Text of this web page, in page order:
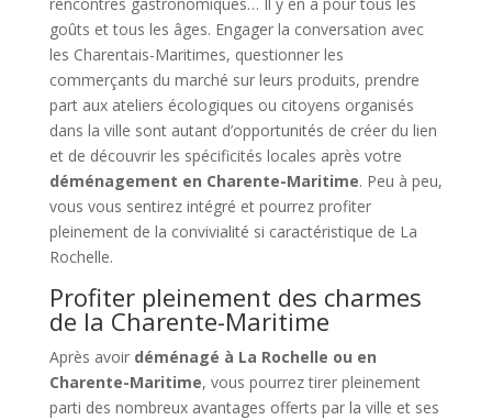
goûts et tous les âges. Engager la conversation avec
les Charentais-Maritimes, questionner les
commerçants du marché sur leurs produits, prendre
part aux ateliers écologiques ou citoyens organisés
dans la ville sont autant d’opportunités de créer du lien
et de découvrir les spécificités locales après votre
déménagement en Charente-Maritime. Peu à peu,
vous vous sentirez intégré et pourrez profiter
pleinement de la convivialité si caractéristique de La
Rochelle.
Profiter pleinement des charmes
de la Charente-Maritime
Après avoir déménagé à La Rochelle ou en
Charente-Maritime, vous pourrez tirer pleinement
parti des nombreux avantages offerts par la ville et ses